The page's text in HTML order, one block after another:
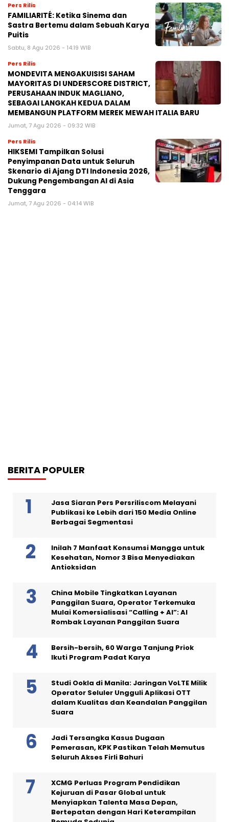
Pers Rilis
FAMILIARITÉ: Ketika Sinema dan
Sastra Bertemu dalam Sebuah Karya
Puitis
Sabtu, 8 Agu 2026 - 14:19 WIB
Pers Rilis
MONDEVITA MENGAKUISISI SAHAM
MAYORITAS DI UNDERSCORE DISTRICT,
PERUSAHAAN INDUK MAGLIANO,
SEBAGAI LANGKAH KEDUA DALAM
MEMBANGUN PLATFORM MEREK MEWAH ITALIA BARU
Jumat, 7 Agu 2026 - 09:32 WIB
Pers Rilis
HIKSEMI Tampilkan Solusi
Penyimpanan Data untuk Seluruh
Skenario di Ajang DTI Indonesia 2026,
Dukung Pengembangan AI di Asia
Tenggara
Jumat, 7 Agu 2026 - 04:14 WIB
BERITA POPULER
Jasa Siaran Pers Persriliscom Melayani
Publikasi ke Lebih dari 150 Media Online
Berbagai Segmentasi
Inilah 7 Manfaat Konsumsi Mangga untuk
Kesehatan, Nomor 3 Bisa Menyediakan
Antioksidan
China Mobile Tingkatkan Layanan
Panggilan Suara, Operator Terkemuka
Mulai Komersialisasi “Calling + AI”: AI
Rombak Layanan Panggilan Suara
Bersih-bersih, 60 Warga Tanjung Priok
Ikuti Program Padat Karya
Studi Ookla di Manila: Jaringan VoLTE Milik
Operator Seluler Ungguli Aplikasi OTT
dalam Kualitas dan Keandalan Panggilan
Suara
Jadi Tersangka Kasus Dugaan
Pemerasan, KPK Pastikan Telah Memutus
Seluruh Akses Firli Bahuri
XCMG Perluas Program Pendidikan
Kejuruan di Pasar Global untuk
Menyiapkan Talenta Masa Depan,
Bertepatan dengan Hari Keterampilan